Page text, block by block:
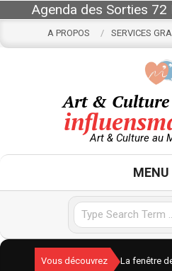
content
Agenda des Sorties 72
A PROPOS SERVICES
Art & Culture
Art & Culture au
MENU
Vous découvrez La fenêtre